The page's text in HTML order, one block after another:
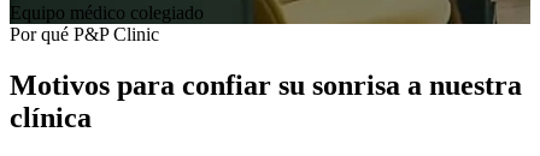
Equipo médico colegiado
Por qué P&P Clinic
Motivos para confiar su sonrisa a nuestra
clínica